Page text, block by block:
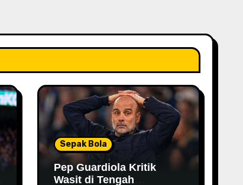
Sepak Bola
Pep Guardiola Kritik
Wasit di Tengah